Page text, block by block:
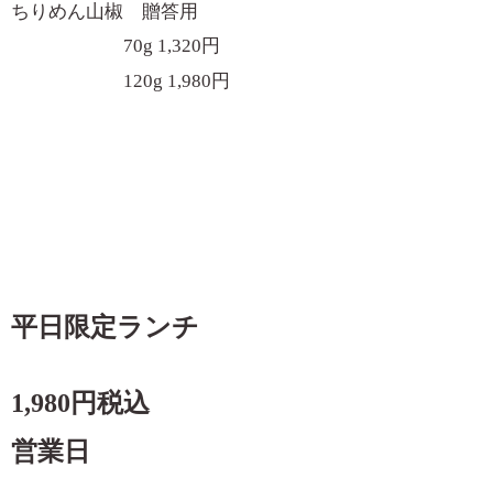
ちりめん山椒 贈答用
70g 1,320 円
120g 1,980 円
平日限定ランチ
1,980円税込
営業日